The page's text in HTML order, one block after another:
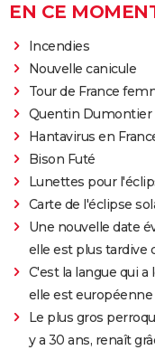
EN CE
Incendies
Nouvelle canicule
Tour de France
Quentin Dumontier
Hantavirus en
Bison Futé
Lunettes pour
Carte de l'éclipse
Une nouvelle date
elle est plus tardive
C'est la langue qui
elle est européenne
Le plus gros
y a 30 ans, renaît